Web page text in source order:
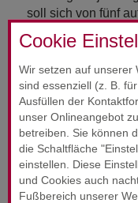
Cookie
Wir setzen auf unserer
sind essenziell (z. B.
Ausfüllen der
unser Onlineangebot
betreiben. Sie können
die Schaltfläche
einstellen. Diese
und Cookies auch
Fußbereich unserer
soll sich von fünf
Das
und die Maßnahmen
des Gesetzes in Kraft
des
die Änderungen
STAND : MÄRZ /